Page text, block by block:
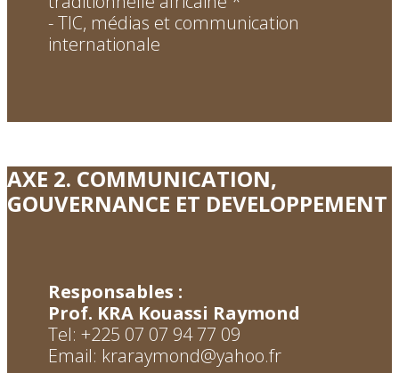
- TIC, médias et communication
internationale
AXE 2. COMMUNICATION,
GOUVERNANCE ET DEVELOPPEMENT
Responsables :
Prof. KRA Kouassi Raymond
Tel: +225 07 07 94 77 09
Email: kraraymond@yahoo.fr